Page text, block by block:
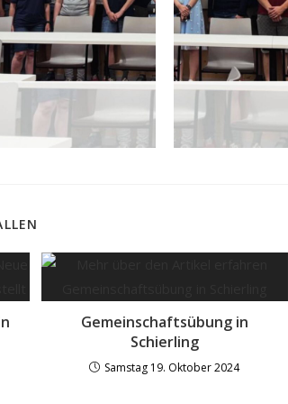
Gemeinschaftsübung in
Schierling
Samstag 19. Oktober 2024